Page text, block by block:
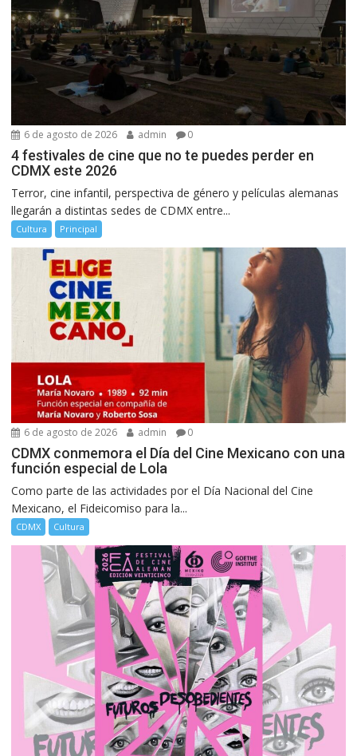
6 de agosto de 2026 admin 0
4 festivales de cine que no te puedes perder en
CDMX este 2026
Terror, cine infantil, perspectiva de género y películas alemanas
llegarán a distintas sedes de CDMX entre...
Cultura Principal
6 de agosto de 2026 admin 0
CDMX conmemora el Día del Cine Mexicano con una
función especial de Lola
Como parte de las actividades por el Día Nacional del Cine
Mexicano, el Fideicomiso para la...
CDMX Cultura